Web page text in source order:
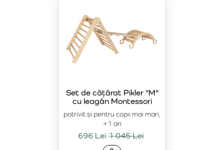
potrivit și pentru copii mai mari,
+1 an
Set de cățărat Pikler "M"
cu leagăn Montessori
696 Lei 1 045 Lei